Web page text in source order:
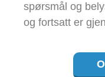
spørsmål og
og fortsatt er